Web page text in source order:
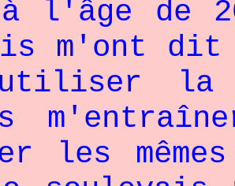
l'âge de
m'ont
utiliser
les